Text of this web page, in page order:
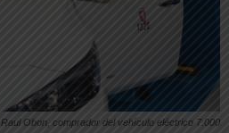
Raul Obon, comprador del vehículo eléctrico 7.000